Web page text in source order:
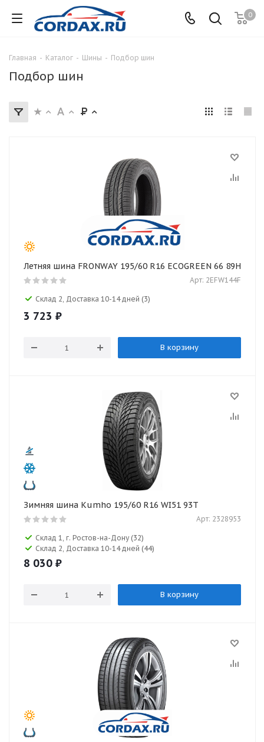
0
Главная - Каталог - Шины - Подбор шин
Подбор шин
Летняя шина FRONWAY 195/60 R16 ECOGREEN 66 89H
Арт: 2EFW144F
Склад 2, Доставка 10-14 дней (3)
3 723 ₽
В корзину
Зимняя шина Kumho 195/60 R16 WI51 93T
Арт: 2328953
Склад 1, г. Ростов-на-Дону (32)
Склад 2, Доставка 10-14 дней (44)
8 030 ₽
В корзину